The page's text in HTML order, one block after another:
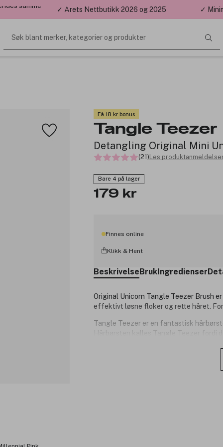
samme
✓ Årets Nettbutikk 2026 og 2025 ✓
Søk blant merker, kategorier og produkter
Få 18 kr bonus
Tangle Teezer
Detangling Original Mini
(21) Les
Bare 4 på lager
179 kr
Finnes online
Klikk & Hent
BeskrivelseBrukIngredienser
Original Unicorn Tangle Teezer Brush
effektivt løsne floker og rette håret.
Tangle Teezer er en fantastisk